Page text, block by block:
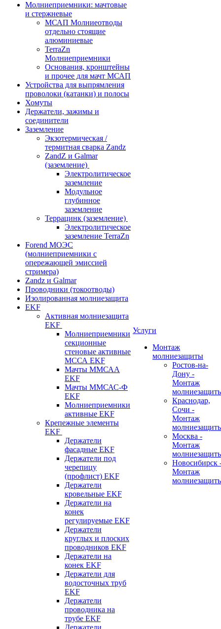
Молниеприемники: мачтовые
и стержневые
МСАП Молниеотводы
отдельно стоящие
алюминиевые
TerraZn
Молниеприемники
Основания, кронштейны
и прочее для мачт МСАП
Устройства для выпрямления
проволоки (катанки) и полосы
Хомуты
Держатели, зажимы и
соединители
Заземление
Экзотермическая /
термитная сварка Zandz
ZandZ и Galmar
(заземление)
Электролитическое
заземление
Модульное
глубинное
заземление
Террацинк (заземление)
Электролитическое
заземление TerraZn
Forend МОЭС
(молниеприемники с
опережающей эмиссией
стримера)
Zandz и Galmar
Проводники (токоотводы)
Изолированная молниезащита
EKF
Активная молниезащита
EKF
Молниеприемники
секционные
стеновые активные
МССА EKF
Мачты ММСАА
EKF
Мачты ММСАС-Ф
EKF
Молниеприемники
активные EKF
Крепежные элементы
EKF
Держатели
фасадные EKF
Держатели под
черепицу
(профлист) EKF
Держатели
кровельные EKF
Держатели на
конек
регулируемые EKF
Держатели
круглых и плоских
проводников EKF
Держатели на
конек EKF
Держатели для
водосточных труб
EKF
Держатели
проводника на
трубе EKF
Держатели
Услуги
Монтаж
молниезащиты
Ростов-на-
Дону -
Монтаж
Краснодар,
Сочи -
Монтаж
Москва -
Монтаж
Новосибирск
Монтаж